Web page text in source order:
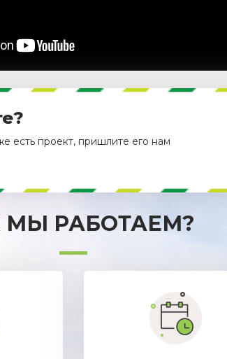
есть проект, пришлите его нам
МЫ РАБОТАЕМ?